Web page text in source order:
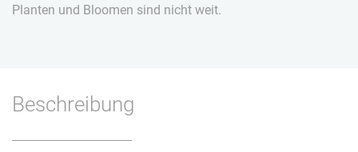
Planten und Bloomen sind nicht weit.
Beschreibung